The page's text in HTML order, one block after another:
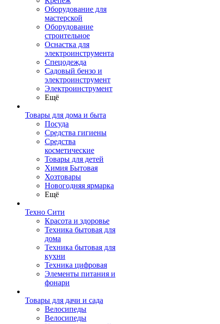
Оборудование для
мастерской
Оборудование
строительное
Оснастка для
электроинструмента
Спецодежда
Садовый бензо и
электроинструмент
Электроинструмент
Ещё
Товары для дома и быта
Посуда
Средства гигиены
Средства
косметические
Товары для детей
Химия Бытовая
Хозтовары
Новогодняя ярмарка
Ещё
Техно Сити
Красота и здоровье
Техника бытовая для
дома
Техника бытовая для
кухни
Техника цифровая
Элементы питания и
фонари
Товары для дачи и сада
Велосипеды
Велосипеды